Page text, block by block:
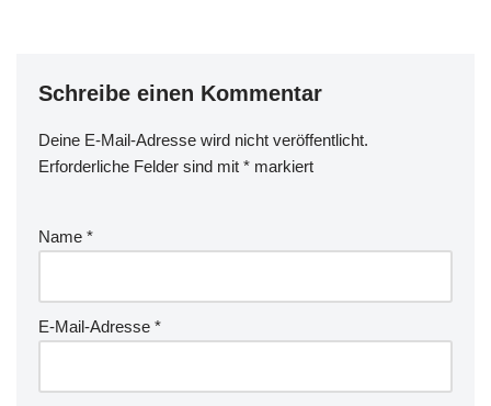
Schreibe einen Kommentar
Deine E-Mail-Adresse wird nicht veröffentlicht.
Erforderliche Felder sind mit * markiert
Name *
E-Mail-Adresse *